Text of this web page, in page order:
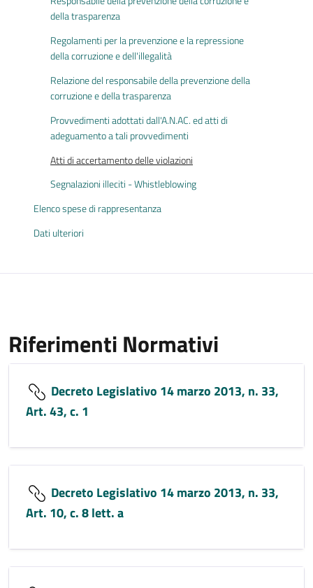
della trasparenza
Regolamenti per la prevenzione e la repressione
della corruzione e dell'illegalità
Relazione del responsabile della prevenzione della
corruzione e della trasparenza
Provvedimenti adottati dall'A.N.AC. ed atti di
adeguamento a tali provvedimenti
Atti di accertamento delle violazioni
Segnalazioni illeciti - Whistleblowing
Elenco spese di rappresentanza
Dati ulteriori
Riferimenti Normativi
Decreto Legislativo 14 marzo 2013, n. 33,
Art. 43, c. 1
Decreto Legislativo 14 marzo 2013, n. 33,
Art. 10, c. 8 lett. a